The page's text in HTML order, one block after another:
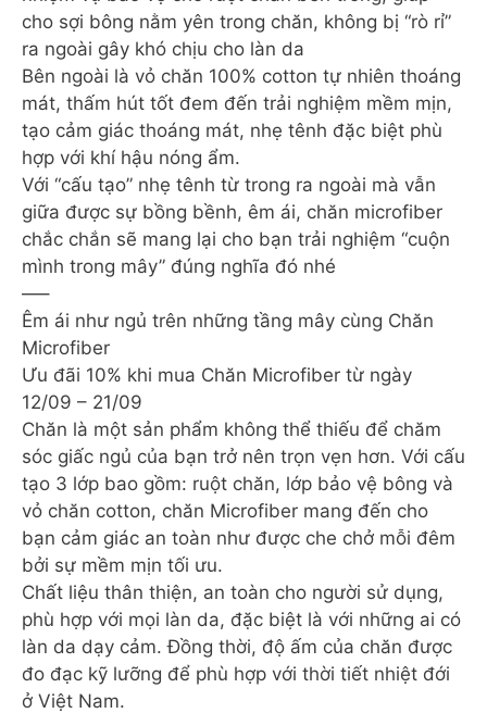
cho sợi bông nằm yên trong chăn, không bị “rò rỉ”
ra ngoài gây khó chịu cho làn da
Bên ngoài là vỏ chăn 100% cotton tự nhiên thoáng
mát, thấm hút tốt đem đến trải nghiệm mềm mịn,
tạo cảm giác thoáng mát, nhẹ tênh đặc biệt phù
hợp với khí hậu nóng ẩm.
Với “cấu tạo” nhẹ tênh từ trong ra ngoài mà vẫn
giữa được sự bồng bềnh, êm ái, chăn microfiber
chắc chắn sẽ mang lại cho bạn trải nghiệm “cuộn
mình trong mây” đúng nghĩa đó nhé
—–
Êm ái như ngủ trên những tầng mây cùng Chăn
Microfiber
Ưu đãi 10% khi mua Chăn Microfiber từ ngày
12/09 – 21/09
Chăn là một sản phẩm không thể thiếu để chăm
sóc giấc ngủ của bạn trở nên trọn vẹn hơn. Với cấu
tạo 3 lớp bao gồm: ruột chăn, lớp bảo vệ bông và
vỏ chăn cotton, chăn Microfiber mang đến cho
bạn cảm giác an toàn như được che chở mỗi đêm
bởi sự mềm mịn tối ưu.
Chất liệu thân thiện, an toàn cho người sử dụng,
phù hợp với mọi làn da, đặc biệt là với những ai có
làn da dạy cảm. Đồng thời, độ ấm của chăn được
đo đạc kỹ lưỡng để phù hợp với thời tiết nhiệt đới
ở Việt Nam.